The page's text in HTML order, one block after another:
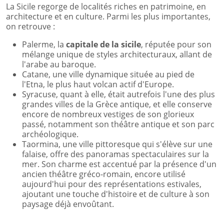
La Sicile regorge de localités riches en patrimoine, en
architecture et en culture. Parmi les plus importantes,
on retrouve :
Palerme, la capitale de la sicile, réputée pour son
mélange unique de styles architecturaux, allant de
l'arabe au baroque.
Catane, une ville dynamique située au pied de
l'Etna, le plus haut volcan actif d'Europe.
Syracuse, quant à elle, était autrefois l'une des plus
grandes villes de la Grèce antique, et elle conserve
encore de nombreux vestiges de son glorieux
passé, notamment son théâtre antique et son parc
archéologique.
Taormina, une ville pittoresque qui s'élève sur une
falaise, offre des panoramas spectaculaires sur la
mer. Son charme est accentué par la présence d'un
ancien théâtre gréco-romain, encore utilisé
aujourd'hui pour des représentations estivales,
ajoutant une touche d'histoire et de culture à son
paysage déjà envoûtant.